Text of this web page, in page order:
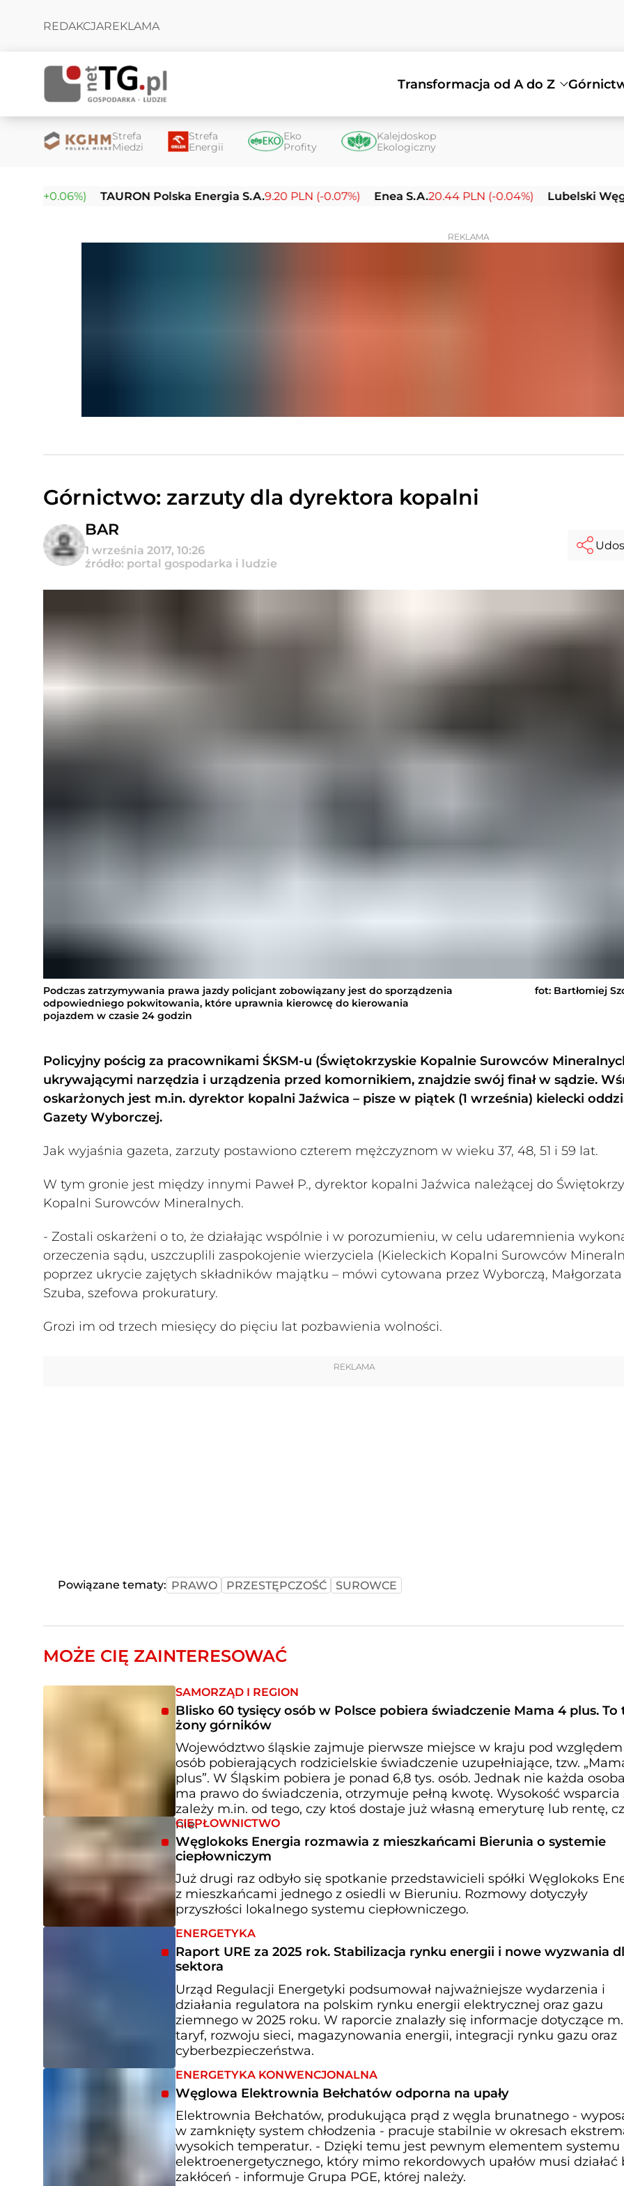
REDAKCJAREKLAMA
Transformacja od A do Z
Strefa
Miedzi
Strefa
Energii
Eko
Profity
Kalejdoskop
Ekologiczny
TAURON Polska Energia S.A.9.20 PLN (-0.07%) Enea S.A.20.44 PLN (-0.04%) Lubelski Węgiel
REKLAMA
Górnictwo: zarzuty dla dyrektora kopalni
BAR
1 września 2017, 10:26
źródło: portal gospodarka i ludzie
Podczas zatrzymywania prawa jazdy policjant zobowiązany jest do sporządzenia
odpowiedniego pokwitowania, które uprawnia kierowcę do kierowania
pojazdem w czasie 24 godzin
fot: Bartłomiej
Policyjny pościg za pracownikami ŚKSM-u (Świętokrzyskie Kopalnie Surowców
ukrywającymi narzędzia i urządzenia przed komornikiem, znajdzie swój finał w sądzie.
oskarżonych jest m.in. dyrektor kopalni Jaźwica – pisze w piątek (1 września) kielecki
Gazety Wyborczej.
Jak wyjaśnia gazeta, zarzuty postawiono czterem mężczyznom w wieku 37, 48, 51 i 59 lat.
W tym gronie jest między innymi Paweł P., dyrektor kopalni Jaźwica należącej do
Kopalni Surowców Mineralnych.
- Zostali oskarżeni o to, że działając wspólnie i w porozumieniu, w celu udaremnienia
orzeczenia sądu, uszczuplili zaspokojenie wierzyciela (Kieleckich Kopalni Surowców
poprzez ukrycie zajętych składników majątku – mówi cytowana przez Wyborczą, Małgorzata
Szuba, szefowa prokuratury.
Grozi im od trzech miesięcy do pięciu lat pozbawienia wolności.
REKLAMA
Powiązane tematy: PRAWO PRZESTĘPCZOŚĆ SUROWCE
MOŻE CIĘ ZAINTERESOWAĆ
SAMORZĄD I REGION
Blisko 60 tysięcy osób w Polsce pobiera świadczenie Mama 4 plus. To
żony górników
Województwo śląskie zajmuje pierwsze miejsce w kraju pod
osób pobierających rodzicielskie świadczenie uzupełniające, tzw.
plus”. W Śląskim pobiera je ponad 6,8 tys. osób. Jednak nie każda
ma prawo do świadczenia, otrzymuje pełną kwotę. Wysokość wsparcia
zależy m.in. od tego, czy ktoś dostaje już własną emeryturę lub rentę,
nie.
CIEPŁOWNICTWO
Węglokoks Energia rozmawia z mieszkańcami Bierunia o systemie
ciepłowniczym
Już drugi raz odbyło się spotkanie przedstawicieli spółki Węglokoks
z mieszkańcami jednego z osiedli w Bieruniu. Rozmowy dotyczyły
przyszłości lokalnego systemu ciepłowniczego.
ENERGETYKA
Raport URE za 2025 rok. Stabilizacja rynku energii i nowe wyzwania
sektora
Urząd Regulacji Energetyki podsumował najważniejsze wydarzenia i
działania regulatora na polskim rynku energii elektrycznej oraz gazu
ziemnego w 2025 roku. W raporcie znalazły się informacje dotyczące
taryf, rozwoju sieci, magazynowania energii, integracji rynku gazu oraz
cyberbezpieczeństwa.
ENERGETYKA KONWENCJONALNA
Węglowa Elektrownia Bełchatów odporna na upały
Elektrownia Bełchatów, produkująca prąd z węgla brunatnego -
w zamknięty system chłodzenia - pracuje stabilnie w okresach
wysokich temperatur. - Dzięki temu jest pewnym elementem systemu
elektroenergetycznego, który mimo rekordowych upałów musi działać
zakłóceń - informuje Grupa PGE, której należy.